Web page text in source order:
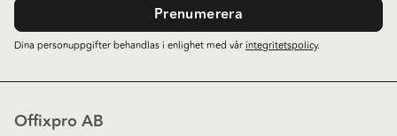
Prenumerera
Dina personuppgifter behandlas i enlighet med vårintegritetspolicy.
Offixpro AB